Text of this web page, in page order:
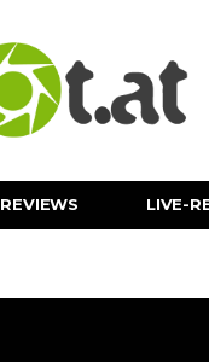
REVIEWS LIVE-